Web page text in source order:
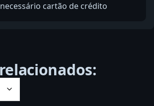
cartão de crédito